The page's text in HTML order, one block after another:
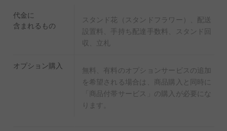
代金に
含まれるもの
スタンド花（スタンドフラワー）、配送
設置料、手持ち配達手数料、スタンド回
収、立札
オプション購入
無料、有料のオプションサービスの追加
を希望される場合は、商品購入と同時に
「商品付帯サービス」の購入が必要にな
ります。